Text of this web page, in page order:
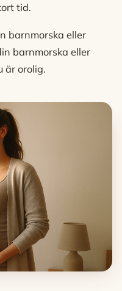
tid.
barnmorska eller
barnmorska eller
är orolig.